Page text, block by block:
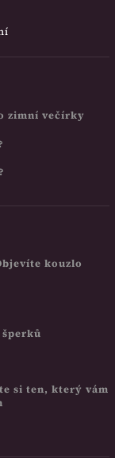
zimní večírky
kouzlo
si ten, který vám